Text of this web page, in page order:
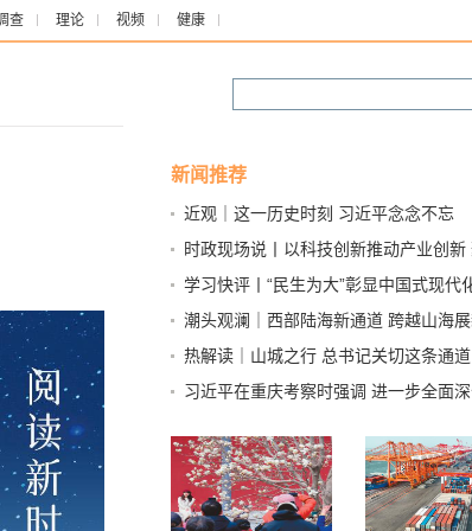
查 理论 视频 健康
新闻推荐
近观｜这一历史时刻 习近平念念不忘
时政现场说丨以科技创新推动产业创新
造新质生产力发展的动力源
学习快评丨“民生为大”彰显中国式现代
潮头观澜｜西部陆海新通道 跨越山海
热解读｜山城之行 总书记关切这条通道
习近平在重庆考察时强调 进一步全面